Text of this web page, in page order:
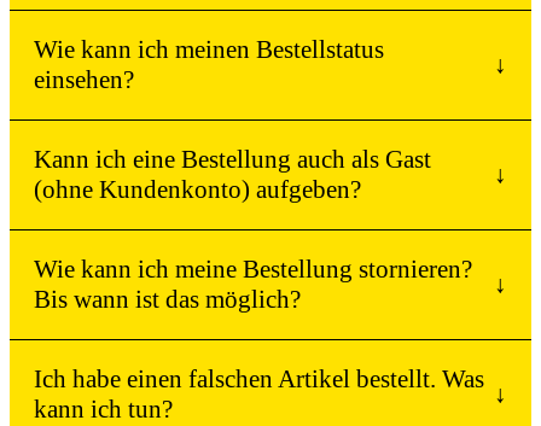
Wie kann ich meinen Bestellstatus
einsehen?
↓
Kann ich eine Bestellung auch als Gast
(ohne Kundenkonto) aufgeben?
↓
Wie kann ich meine Bestellung stornieren?
Bis wann ist das möglich?
↓
Ich habe einen falschen Artikel bestellt. Was
kann ich tun?
↓